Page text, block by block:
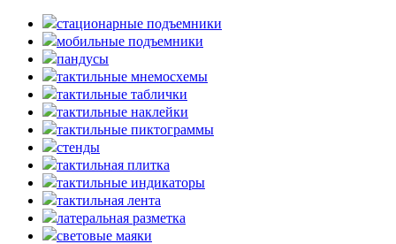
стационарные подъемники
мобильные подъемники
пандусы
тактильные мнемосхемы
тактильные таблички
тактильные наклейки
тактильные пиктограммы
стенды
тактильная плитка
тактильные индикаторы
тактильная лента
латеральная разметка
световые маяки